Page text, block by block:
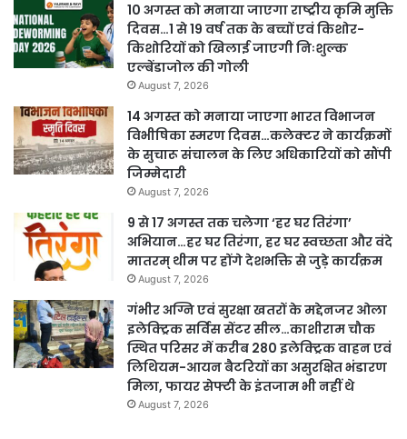
10 अगस्त को मनाया जाएगा राष्ट्रीय कृमि मुक्ति
दिवस…1 से 19 वर्ष तक के बच्चों एवं किशोर-
किशोरियों को खिलाई जाएगी निःशुल्क
एल्बेंडाजोल की गोली
August 7, 2026
14 अगस्त को मनाया जाएगा भारत विभाजन
विभीषिका स्मरण दिवस…कलेक्टर ने कार्यक्रमों
के सुचारू संचालन के लिए अधिकारियों को सौंपी
जिम्मेदारी
August 7, 2026
9 से 17 अगस्त तक चलेगा ‘हर घर तिरंगा’
अभियान…हर घर तिरंगा, हर घर स्वच्छता और वंदे
मातरम् थीम पर होंगे देशभक्ति से जुड़े कार्यक्रम
August 7, 2026
गंभीर अग्नि एवं सुरक्षा खतरों के मद्देनजर ओला
इलेक्ट्रिक सर्विस सेंटर सील…काशीराम चौक
स्थित परिसर में करीब 280 इलेक्ट्रिक वाहन एवं
लिथियम-आयन बैटरियों का असुरक्षित भंडारण
मिला, फायर सेफ्टी के इंतजाम भी नहीं थे
August 7, 2026